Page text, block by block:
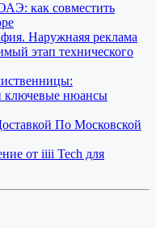
как совместить
Наружнаяя реклама
этап технического
ключевые нюансы
По Московской
от iiii Tech для